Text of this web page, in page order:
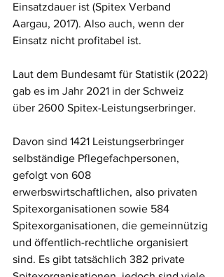
Einsatzdauer ist (Spitex Verband
Aargau, 2017). Also auch, wenn der
Einsatz nicht profitabel ist.
Laut dem Bundesamt für Statistik (2022)
gab es im Jahr 2021 in der Schweiz
über 2600 Spitex-Leistungserbringer.
Davon sind 1421 Leistungserbringer
selbständige Pflegefachpersonen,
gefolgt von 608
erwerbswirtschaftlichen, also privaten
Spitexorganisationen sowie 584
Spitexorganisationen, die gemeinnützig
und öffentlich-rechtliche organisiert
sind. Es gibt tatsächlich 382 private